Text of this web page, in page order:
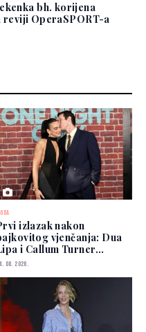
bh. korijena
reviji OperaSPORT-a
izlazak nakon
vjenčanja: Dua
i Callum Turner
u New Yorku
08. 2026.